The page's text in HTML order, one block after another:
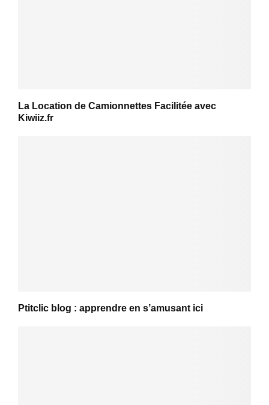
La Location de Camionnettes Facilitée avec
Kiwiiz.fr
Ptitclic blog : apprendre en s’amusant ici